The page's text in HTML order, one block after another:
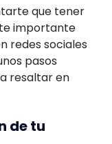
que tener
importante
redes sociales
pasos
resaltar en
de tu